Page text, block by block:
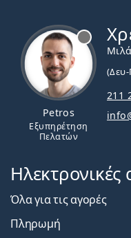
Petros
Εξυπηρέτηση
Πελατών
211
Ηλεκτρονικές
Όλα για τις αγορές
Πληρωμή